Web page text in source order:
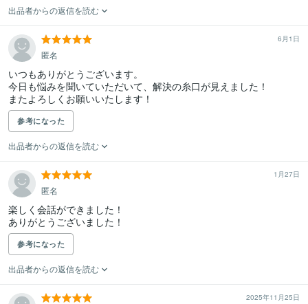
出品者からの返信を読む
6月1日
匿名
いつもありがとうございます。
今日も悩みを聞いていただいて、解決の糸口が見えました！
またよろしくお願いいたします！
参考になった
出品者からの返信を読む
1月27日
匿名
楽しく会話ができました！
ありがとうございました！
参考になった
出品者からの返信を読む
2025年11月25日